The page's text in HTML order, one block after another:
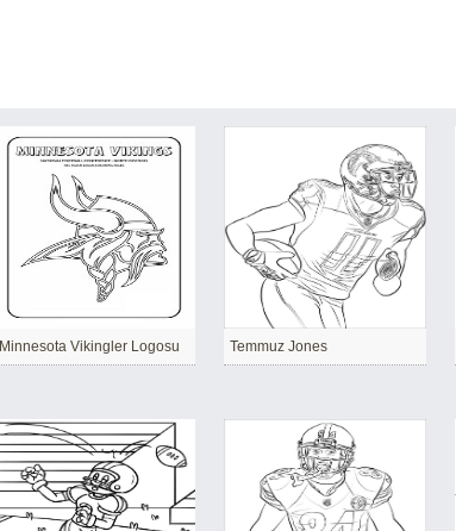
Minnesota Vikingler Logosu Temmuz Jones